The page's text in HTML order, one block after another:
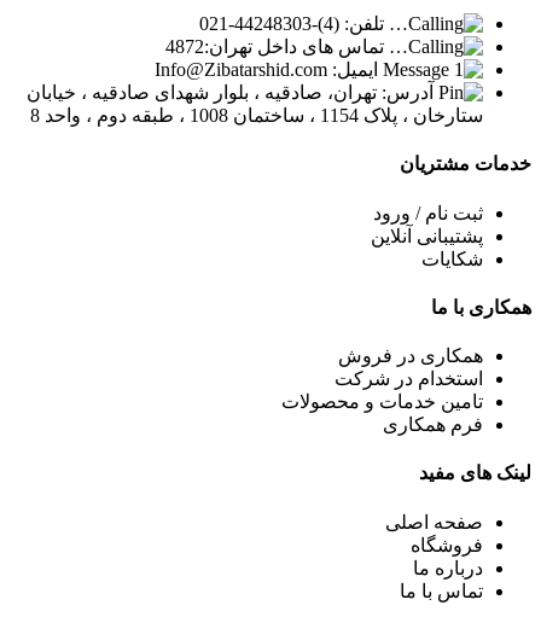
تلفن: (4)-44248303-021
تماس های داخل تهران:4872
ایمیل: Info@Zibatarshid.com
آدرس: تهران، صادقیه ، بلوار شهدای صادقیه ، خیابان
ستارخان ، پلاک 1154 ، ساختمان 1008 ، طبقه دوم ، واحد 8
خدمات مشتریان
ثبت نام / ورود
پشتیبانی آنلاین
شکایات
همکاری با ما
همکاری در فروش
استخدام در شرکت
تامین خدمات و محصولات
فرم همکاری
لینک های مفید
صفحه اصلی
فروشگاه
درباره ما
تماس با ما